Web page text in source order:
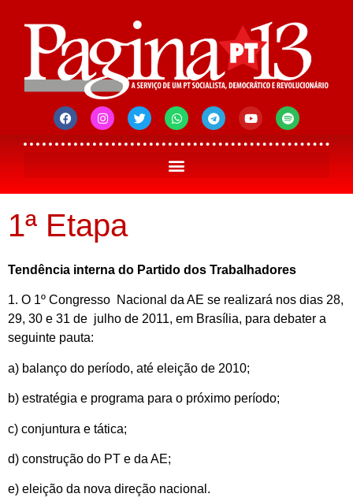
1ª Etapa
Tendência interna do Partido dos Trabalhadores
1. O 1º Congresso Nacional da AE se realizará nos dias 28,
29, 30 e 31 de julho de 2011, em Brasília, para debater a
seguinte pauta:
a) balanço do período, até eleição de 2010;
b) estratégia e programa para o próximo período;
c) conjuntura e tática;
d) construção do PT e da AE;
e) eleição da nova direção nacional.